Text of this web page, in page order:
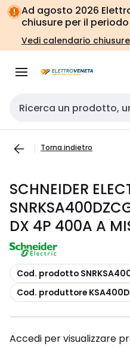
Vai alla
navigazione
Vai
alla
pagina
Ad agosto 2026
chiusure per il
Vedi calendario chiusure
Cerca input
Torna indietro
SCHNEIDER
DX 4P 400A A
copia
Cod. prodotto
copia
Cod. produttore
Accedi per visualizzare